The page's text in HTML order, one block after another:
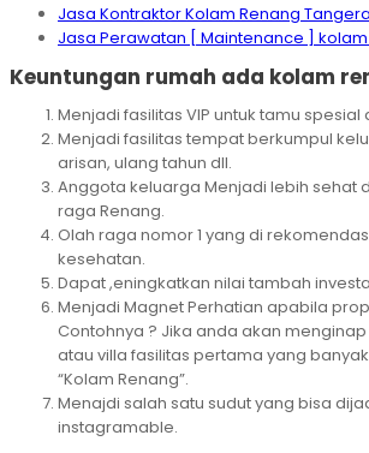
Jasa Kontraktor Kolam Renang
Jasa Perawatan [ Maintenance ]
Keuntungan rumah ada kolam
Menjadi fasilitas VIP untuk tamu spesial
Menjadi fasilitas tempat berkumpul
arisan, ulang tahun dll.
Anggota keluarga Menjadi lebih sehat
raga Renang.
Olah raga nomor 1 yang di
kesehatan.
Dapat ,eningkatkan nilai tambah
Menjadi Magnet Perhatian apabila
Contohnya ? Jika anda akan
atau villa fasilitas pertama yang
“Kolam Renang”.
Menajdi salah satu sudut yang bisa
instagramable.